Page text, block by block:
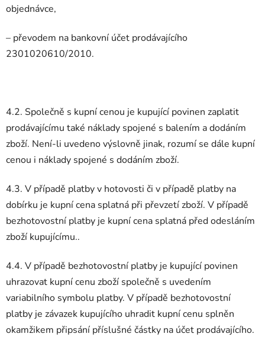
objednávce,
– převodem na bankovní účet prodávajícího
2301020610/2010.
4.2. Společně s kupní cenou je kupující povinen zaplatit
prodávajícímu také náklady spojené s balením a dodáním
zboží. Není-li uvedeno výslovně jinak, rozumí se dále kupní
cenou i náklady spojené s dodáním zboží.
4.3. V případě platby v hotovosti či v případě platby na
dobírku je kupní cena splatná při převzetí zboží. V případě
bezhotovostní platby je kupní cena splatná před odesláním
zboží kupujícímu..
4.4. V případě bezhotovostní platby je kupující povinen
uhrazovat kupní cenu zboží společně s uvedením
variabilního symbolu platby. V případě bezhotovostní
platby je závazek kupujícího uhradit kupní cenu splněn
okamžikem připsání příslušné částky na účet prodávajícího.